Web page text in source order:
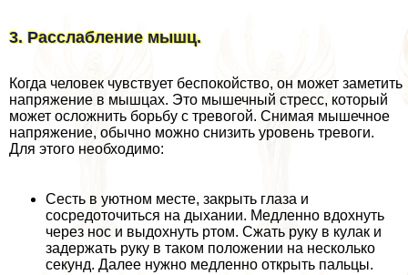
3. Расслабление мышц.
Когда человек чувствует беспокойство, он может заметить
напряжение в мышцах. Это мышечный стресс, который
может осложнить борьбу с тревогой. Снимая мышечное
напряжение, обычно можно снизить уровень тревоги.
Для этого необходимо:
Сесть в уютном месте, закрыть глаза и
сосредоточиться на дыхании. Медленно вдохнуть
через нос и выдохнуть ртом. Сжать руку в кулак и
задержать руку в таком положении на несколько
секунд. Далее нужно медленно открыть пальцы.